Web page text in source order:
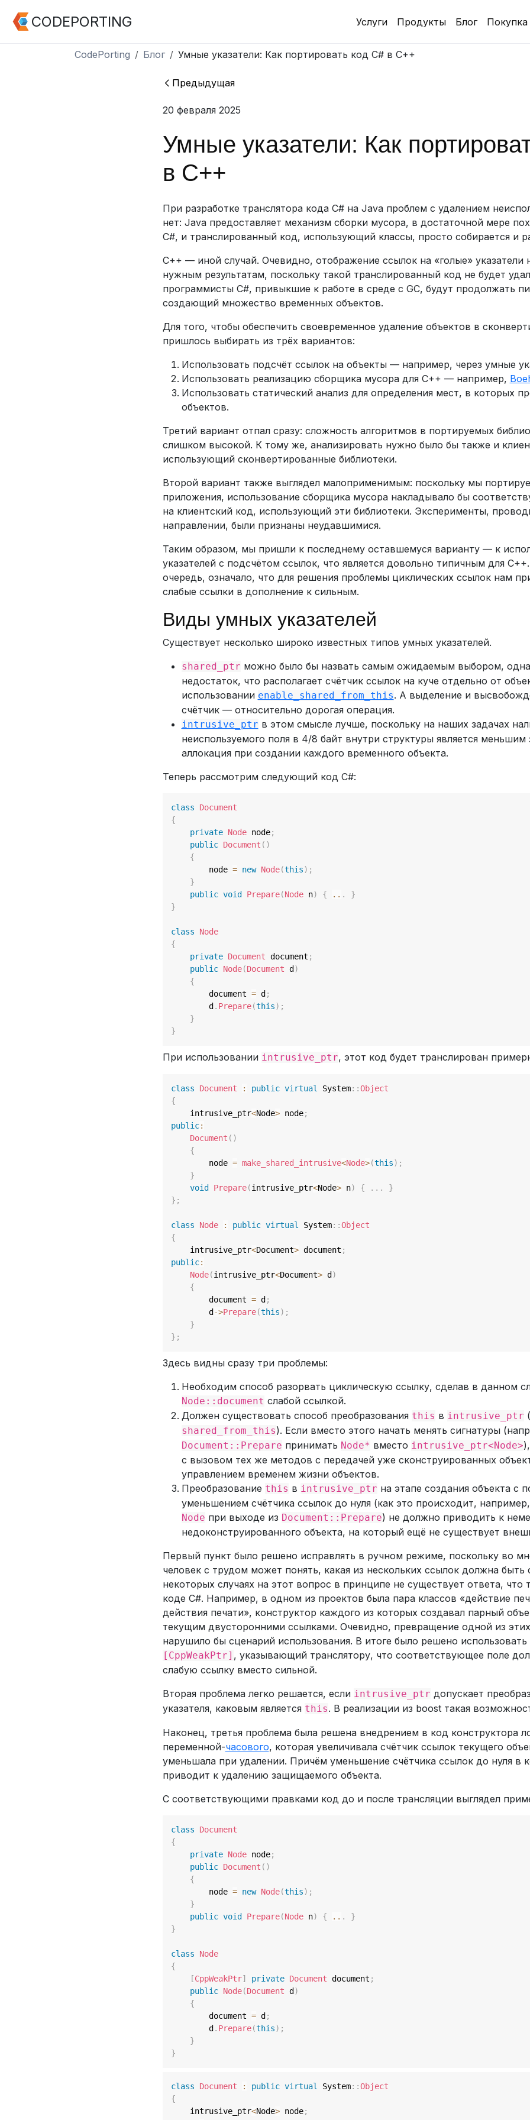
CODEPORTING Услуги Продукты Блог Покупка
CodePorting Блог Умные указатели: Как портировать код C# в C++
Предыдущая
20 февраля 2025
Умные указатели: Как
в C++
При разработке транслятора кода C# на Java проблем с удалением
нет: Java предоставляет механизм сборки мусора, в достаточной мере
C#, и транслированный код, использующий классы, просто собирается и
C++ — иной случай. Очевидно, отображение ссылок на «голые» указатели
нужным результатам, поскольку такой транслированный код не будет
программисты C#, привыкшие к работе в среде с GC, будут продолжать
создающий множество временных объектов.
Для того, чтобы обеспечить своевременное удаление объектов в
пришлось выбирать из трёх вариантов:
Использовать подсчёт ссылок на объекты — например, через умные
Использовать реализацию сборщика мусора для C++ — например,
Использовать статический анализ для определения мест, в которых
объектов.
Третий вариант отпал сразу: сложность алгоритмов в портируемых
слишком высокой. К тому же, анализировать нужно было бы также и
использующий сконвертированные библиотеки.
Второй вариант также выглядел малоприменимым: поскольку мы
приложения, использование сборщика мусора накладывало бы
на клиентский код, использующий эти библиотеки. Эксперименты,
направлении, были признаны неудавшимися.
Таким образом, мы пришли к последнему оставшемуся варианту — к
указателей с подсчётом ссылок, что является довольно типичным для
очередь, означало, что для решения проблемы циклических ссылок нам
слабые ссылки в дополнение к сильным.
Виды умных указателей
Существует несколько широко известных типов умных указателей.
shared_ptr можно было бы назвать самым ожидаемым выбором,
недостаток, что располагает счётчик ссылок на куче отдельно от
использовании enable_shared_from_this. А выделение и
счётчик — относительно дорогая операция.
intrusive_ptr в этом смысле лучше, поскольку на наших задачах
неиспользуемого поля в 4/8 байт внутри структуры является
аллокация при создании каждого временного объекта.
Теперь рассмотрим следующий код C#:
class
Document
{
private Node node;
public Document ( )
{
        node
= new Node(this) ;
}
public void Prepare(Node n) { .. .
}
}
class
Node
{
private Document document ;
public Node(Document d )
{
        document
= d ;
        d
. Prepare(this) ;
}
}
При использовании intrusive_ptr, этот код будет транслирован
class Document : public virtual System::Object
{
    intrusive_ptr
<Node> node;
public:
Document ( )
{
        node
= make_shared_intrusive<Node>(this) ;
}
void
Prepare(intrusive_ptr<Node> n) { . . .
}
} ;
class Node : public virtual System::Object
{
    intrusive_ptr
<Document> document ;
public:
Node(intrusive_ptr<Document> d )
{
        document
= d ;
        d
->Prepare(this) ;
}
} ;
Здесь видны сразу три проблемы:
Необходим способ разорвать циклическую ссылку, сделав в данном
Node::document слабой ссылкой.
Должен существовать способ преобразования this в intrusive_ptr
shared_from_this). Если вместо этого начать менять сигнатуры
Document::Prepare принимать Node* вместо intrusive_ptr<Node>
с вызовом тех же методов с передачей уже сконструированных
управлением временем жизни объектов.
Преобразование this в intrusive_ptr на этапе создания объекта с
уменьшением счётчика ссылок до нуля (как это происходит,
Node при выходе из Document::Prepare) не должно приводить к
недоконструированного объекта, на который ещё не существует
Первый пункт было решено исправлять в ручном режиме, поскольку во
человек с трудом может понять, какая из нескольких ссылок должна быть
некоторых случаях на этот вопрос в принципе не существует ответа, что
коде C#. Например, в одном из проектов была пара классов «действие
действия печати», конструктор каждого из которых создавал парный
текущим двусторонними ссылками. Очевидно, превращение одной из
нарушило бы сценарий использования. В итоге было решено использовать
[CppWeakPtr] , указывающий транслятору, что соответствующее поле
слабую ссылку вместо сильной.
Вторая проблема легко решается, если intrusive_ptr допускает
указателя, каковым является this. В реализации из boost такая
Наконец, третья проблема была решена внедрением в код конструктора
переменной-часового, которая увеличивала счётчик ссылок текущего
уменьшала при удалении. Причём уменьшение счётчика ссылок до нуля в
приводит к удалению защищаемого объекта.
С соответствующими правками код до и после трансляции выглядел
class
Document
{
private Node node;
public Document ( )
{
        node
= new Node(this) ;
}
public void Prepare(Node n) { .. .
}
}
class
Node
{
[CppWeakPtr] private Document document ;
public Node(Document d )
{
        document
= d ;
        d
. Prepare(this) ;
}
}
class Document : public virtual System::Object
{
    intrusive_ptr
<Node> node;